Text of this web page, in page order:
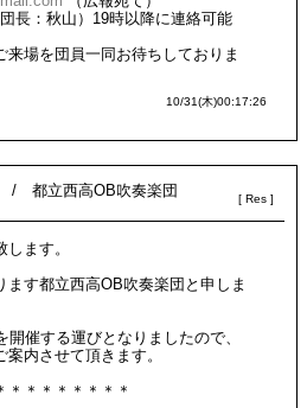
長：秋山）19時以降に連絡可能
来場を団員一同お待ちしておりま
10/31(木)00:17:26
都立西高OB吹奏楽団
ます。
ます都立西高OB吹奏楽団と申しま
開催する運びとなりましたので、
内させて頂きます。
＊＊＊＊＊＊＊＊